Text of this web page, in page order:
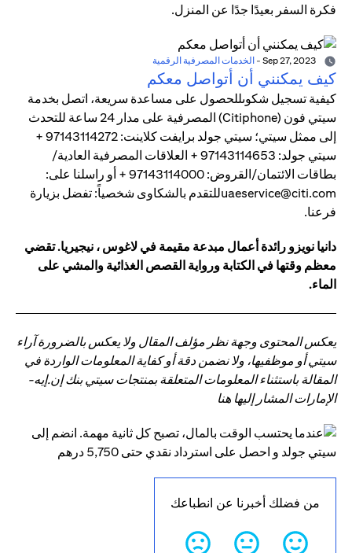
فكرة السفر بعيدًا جدًا عن المنزل.
- الخدمات المصرفية الرقمية
كيف يمكنني أن أتواصل معكم
كيفية تسجيل شكوىللحصول على مساعدة سريعة، اتصل بخدمة
سيتي فون (Citiphone) المصرفية على مدار 24 ساعة للتحدث
إلى ممثل سيتي؛ سيتي جولد برايفت كلاينت: 97143114272 +
سيتي جولد: 97143114653 + العلاقات المصرفية العادية/
بطاقات الائتمان/القروض: 97143114000 + أو راسلنا على:
uaeservice@citi.comللتقدم بالشكاوى شخصياً: تفضل بزيارة
فرعنا.
دانيا نويزو رائدة أعمال مبدعة مقيمة في لاغوس ، نيجيريا. تقضي
معظم وقتها في الكتابة ورواية القصص الغذائية والمشي على
الماء.
يعكس المحتوى وجهة نظر مؤلف المقال ولا يعكس بالضرورة آراء
سيتي أو موظفيها، ولا نضمن دقة أو كفاية المعلومات الواردة في
المقالة باستثناء المعلومات المتعلقة بمنتجات سيتي بنك إن.إيه-
الإمارات المشار إليها هنا
من فضلك أخبرنا عن انطباعك